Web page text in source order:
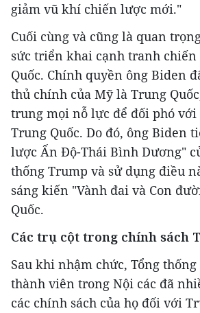
giảm vũ khí chiến lược mới."
Cuối cùng và cũng là quan
sức triển khai cạnh tranh
Quốc. Chính quyền ông Biden
thủ chính của Mỹ là Trung
trung mọi nỗ lực để đối phó với
Trung Quốc. Do đó, ông Biden
lược Ấn Độ-Thái Bình Dương"
thống Trump và sử dụng điều
sáng kiến "Vành đai và Con
Quốc.
Các trụ cột trong chính sách
Sau khi nhậm chức, Tổng
thành viên trong Nội các đã
các chính sách của họ đối với